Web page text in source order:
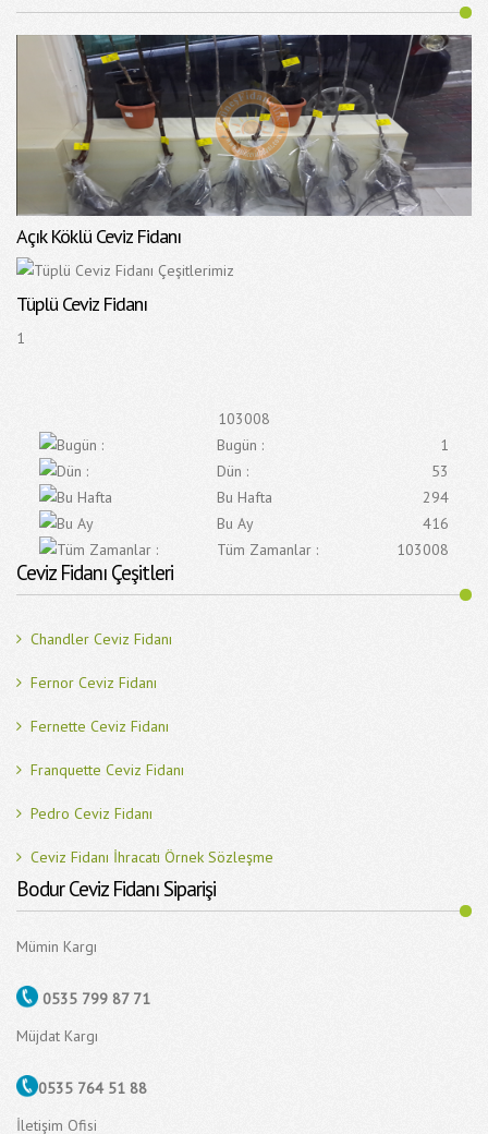
Açık Köklü Ceviz Fidanı
Tüplü Ceviz Fidanı
1
103008
Bugün :
1
Dün :
53
Bu Hafta
294
Bu Ay
416
Tüm Zamanlar :
103008
Ceviz Fidanı Çeşitleri
Chandler Ceviz Fidanı
Fernor Ceviz Fidanı
Fernette Ceviz Fidanı
Franquette Ceviz Fidanı
Pedro Ceviz Fidanı
Ceviz Fidanı İhracatı Örnek Sözleşme
Bodur Ceviz Fidanı Siparişi
Mümin Kargı
0535 799 87 71
Müjdat Kargı
0535 764 51 88
İletişim Ofisi